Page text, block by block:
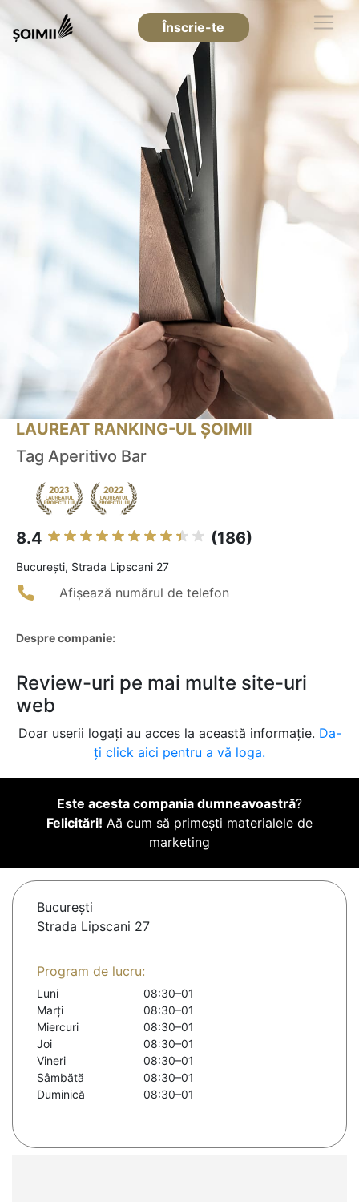
Înscrie-te
LAUREAT RANKING-UL ȘOIMII
Tag Aperitivo Bar
8.4 (186)
Bucureşti, Strada Lipscani 27
Afișează numărul de telefon
Despre companie:
Review-uri pe mai multe site-uri
web
Doar userii logați au acces la această informație. Da-
ți click aici pentru a vă loga.
Este acesta compania dumneavoastră?
Felicitări! Aă cum să primești materialele de
marketing
Bucureşti
Strada Lipscani 27
Program de lucru:
Luni
08:30–01
Marți
08:30–01
Miercuri
08:30–01
Joi
08:30–01
Vineri
08:30–01
Sâmbătă
08:30–01
Duminică
08:30–01